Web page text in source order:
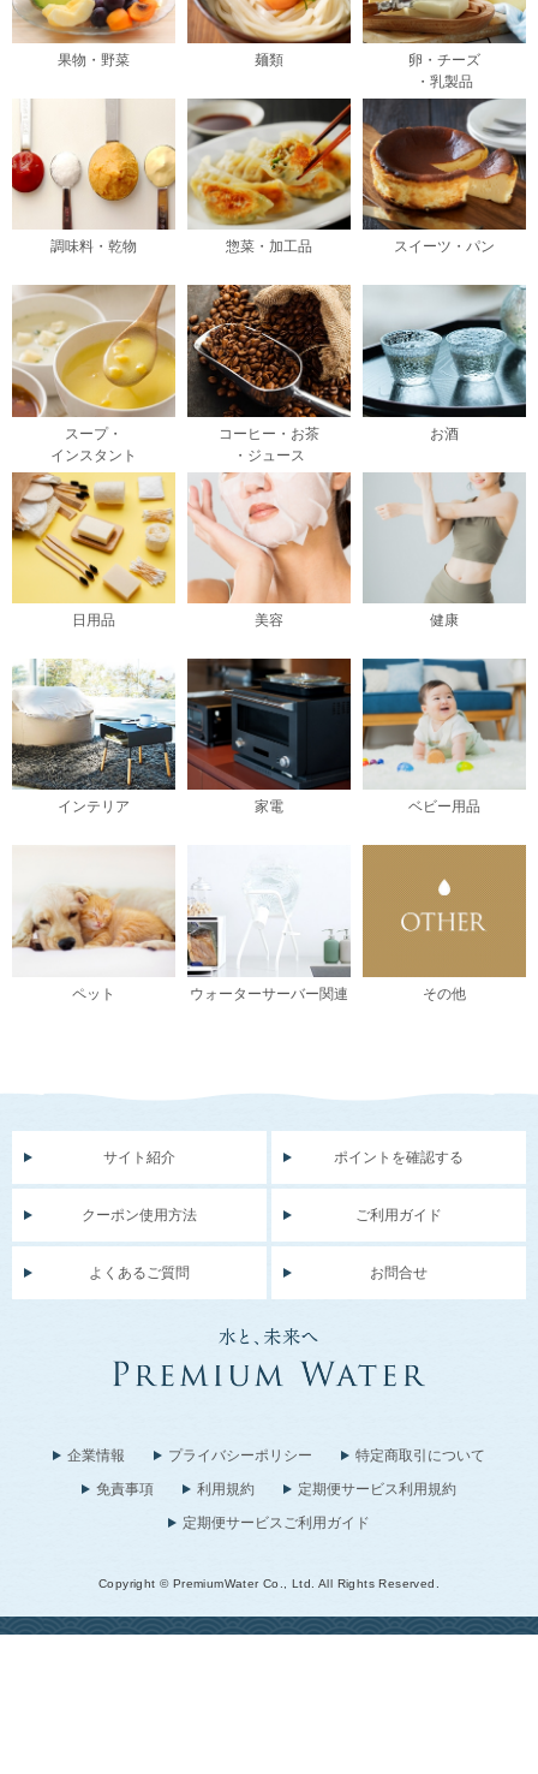
果物・野菜 麺類
卵・チーズ
・乳製品
調味料・乾物 惣菜・加工品 スイーツ・パン
スープ・
インスタント
コーヒー・お茶
・ジュース
お酒
日用品 美容 健康
インテリア 家電 ベビー用品
ペット ウォーターサーバー関連 その他
サイト紹介 ポイントを確認する
クーポン使用方法 ご利用ガイド
よくあるご質問 お問合せ
企業情報 プライバシーポリシー
特定商取引について
免責事項
利用規約
定期便サービス利用規約
定期便サービスご利用ガイド
Copyright © PremiumWater Co., Ltd. All Rights Reserved.